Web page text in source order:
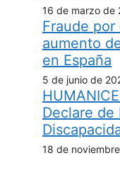
16 de marzo de
Fraude por
aumento
en España
5 de junio de
Declare de
18 de